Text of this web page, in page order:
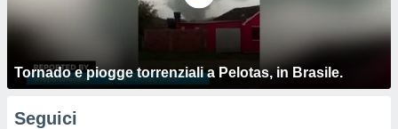
Tornado e piogge torrenziali a Pelotas, in Brasile.
Seguici